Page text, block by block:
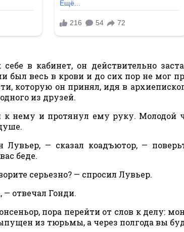
в кабинет, он действительно
был весь в крови и до сих пор не мог
которую он принял, идя в
из друзей.
нему и протянул ему руку. Молодой
Лувьер, — сказал коадъютор, —
беде.
серьезно? — спросил Лувьер.
— отвечал Гонди.
пора перейти от слов к делу:
из тюрьмы, а через полгода вы